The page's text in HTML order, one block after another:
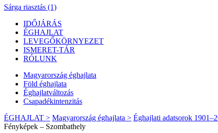
Sárga riasztás (1)
IDŐJÁRÁS
ÉGHAJLAT
LEVEGŐKÖRNYEZET
ISMERET-TÁR
RÓLUNK
Magyarország éghajlata
Föld éghajlata
Éghajlatváltozás
Csapadékintenzitás
ÉGHAJLAT > Magyarország éghajlata > Éghajlati adatsorok
Fényképek – Szombathely